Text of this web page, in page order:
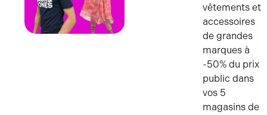
vêtements et
accessoires
de grandes
marques à
-50% du prix
public dans
vos 5
magasins de